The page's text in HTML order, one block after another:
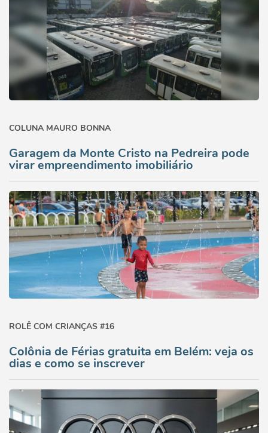
COLUNA MAURO BONNA
Garagem da Monte Cristo na Pedreira pode
virar empreendimento imobiliário
ROLÊ COM CRIANÇAS #16
Colônia de Férias gratuita em Belém: veja os
dias e como se inscrever